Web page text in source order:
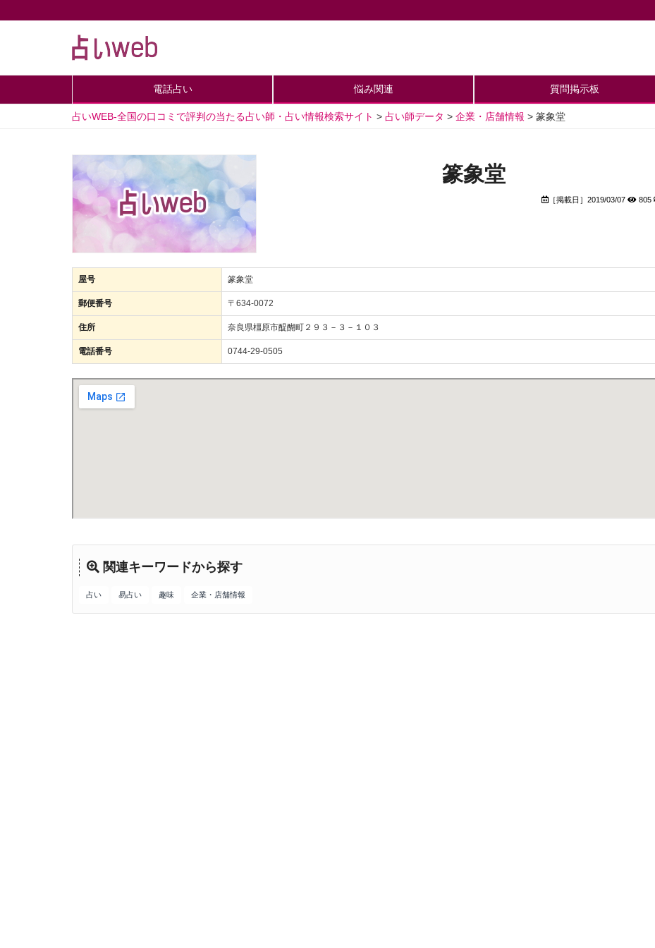
電話占い 悩み関連 質問掲示板
占いWEB-全国の口コミで評判の当たる占い師・占い情報検索サイト > 占い師データ > 企業・店舗情報 > 篆象堂
篆象堂
［掲載日］2019/03/07 805
屋号 篆象堂
郵便番号 〒634-0072
住所 奈良県橿原市醍醐町２９３－３－１０３
電話番号 0744-29-0505
関連キーワードから探す
占い 易占い 趣味 企業・店舗情報